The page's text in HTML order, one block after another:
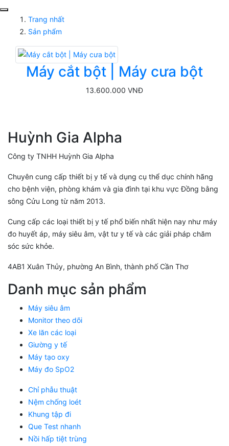
Trang nhất
Sản phẩm
Máy cắt bột | Máy cưa bột
13.600.000 VNĐ
Huỳnh Gia Alpha
Công ty TNHH Huỳnh Gia Alpha
Chuyên cung cấp thiết bị y tế và dụng cụ thể dục chính hãng
cho bệnh viện, phòng khám và gia đình tại khu vực Đồng bằng
sông Cửu Long từ năm 2013.
Cung cấp các loại thiết bị y tế phổ biến nhất hiện nay như máy
đo huyết áp, máy siêu âm, vật tư y tế và các giải pháp chăm
sóc sức khỏe.
4AB1 Xuân Thủy, phường An Bình, thành phố Cần Thơ
Danh mục sản phẩm
Máy siêu âm
Monitor theo dõi
Xe lăn các loại
Giường y tế
Máy tạo oxy
Máy đo SpO2
Chỉ phẫu thuật
Nệm chống loét
Khung tập đi
Que Test nhanh
Nồi hấp tiệt trùng